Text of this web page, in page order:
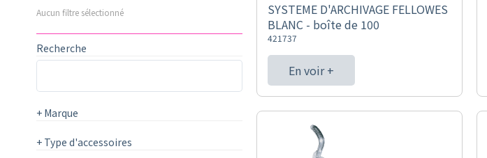
Aucun filtre sélectionné
Recherche
+ Marque
+ Type d'accessoires
SYSTEME D'ARCHIVAGE FELLOWES
BLANC - boîte de 100
421737
En voir +